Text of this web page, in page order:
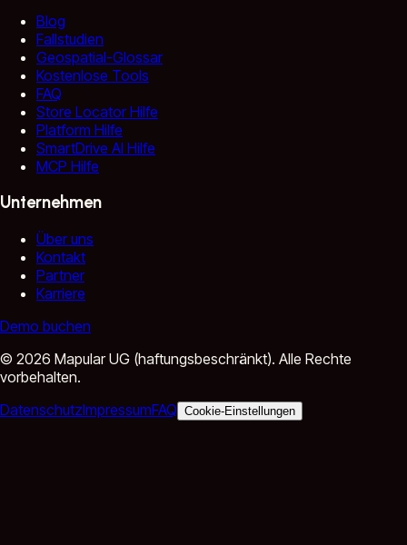
Blog
Fallstudien
Geospatial-Glossar
Kostenlose Tools
FAQ
Store Locator Hilfe
Platform Hilfe
SmartDrive AI Hilfe
MCP Hilfe
Unternehmen
Über uns
Kontakt
Partner
Karriere
Demo buchen
© 2026 Mapular UG (haftungsbeschränkt). Alle Rechte
vorbehalten.
DatenschutzImpressumFAQ Cookie-Einstellungen